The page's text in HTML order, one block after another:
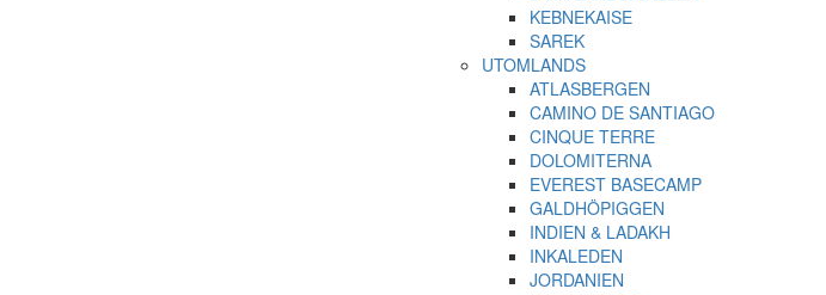
KEBNEKAISE
SAREK
UTOMLANDS
ATLASBERGEN
CAMINO DE SANTIAGO
CINQUE TERRE
DOLOMITERNA
EVEREST BASECAMP
GALDHÖPIGGEN
INDIEN & LADAKH
INKALEDEN
JORDANIEN